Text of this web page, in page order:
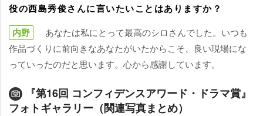
役の西島秀俊さんに言いたいことはありますか？
内野
あなたは私にとって最高のシロさんでした。いつも
作品づくりに前向きなあなたがいたからこそ、良い現場にな
っていったのだと思います。心から感謝しています。
『第16回 コンフィデンスアワード・ドラマ賞』
フォトギャラリー（関連写真まとめ）